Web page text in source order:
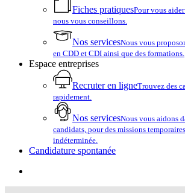
Fiches pratiquesPour vous
nous vous conseillons.
Nos servicesNous vous
en CDD et CDI ainsi que des formations.
Espace entreprises
Recruter en ligneTrouvez des
rapidement.
Nos servicesNous vous aidons
candidats, pour des missions
indéterminée.
Candidature spontanée